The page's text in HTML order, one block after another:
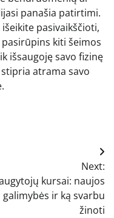
panašia patirtimi.
pasivaikščioti,
kiti šeimos
išsaugoję savo fizinę
atrama savo
Next:
kursai: naujos
galimybės ir ką svarbu
žinoti